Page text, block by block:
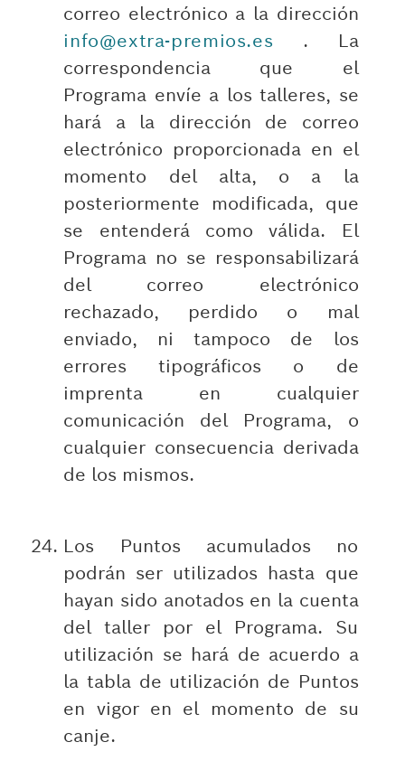
correo electrónico a la dirección
info@extra-premios.es . La
correspondencia que el
Programa envíe a los talleres, se
hará a la dirección de correo
electrónico proporcionada en el
momento del alta, o a la
posteriormente modificada, que
se entenderá como válida. El
Programa no se responsabilizará
del correo electrónico
rechazado, perdido o mal
enviado, ni tampoco de los
errores tipográficos o de
imprenta en cualquier
comunicación del Programa, o
cualquier consecuencia derivada
de los mismos.
Los Puntos acumulados no
podrán ser utilizados hasta que
hayan sido anotados en la cuenta
del taller por el Programa. Su
utilización se hará de acuerdo a
la tabla de utilización de Puntos
en vigor en el momento de su
canje.